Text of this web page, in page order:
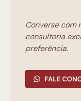
Converse com
consultoria
preferência.
FALE